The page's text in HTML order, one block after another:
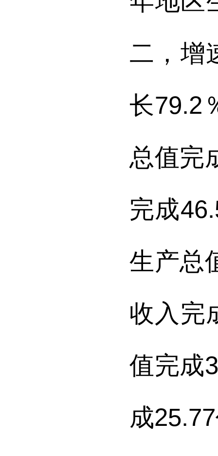
二，增
长79.2
总值完
完成
生产总
收入完
值完成
成25.77